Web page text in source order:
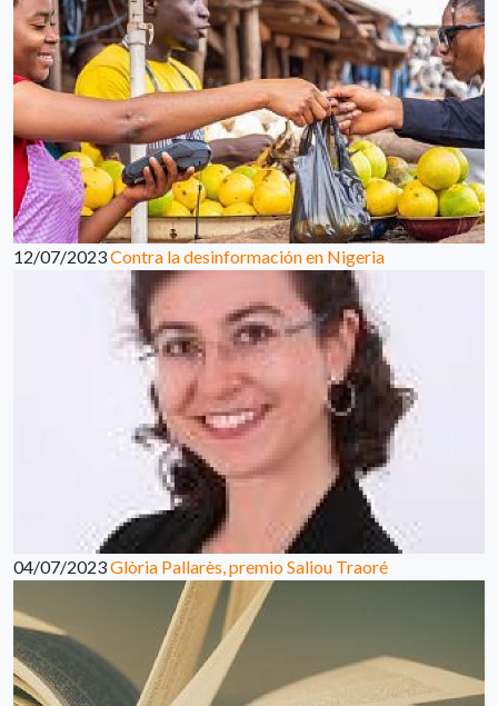
12/07/2023Contra la desinformación en Nigeria
04/07/2023Glòria Pallarès, premio Saliou Traoré